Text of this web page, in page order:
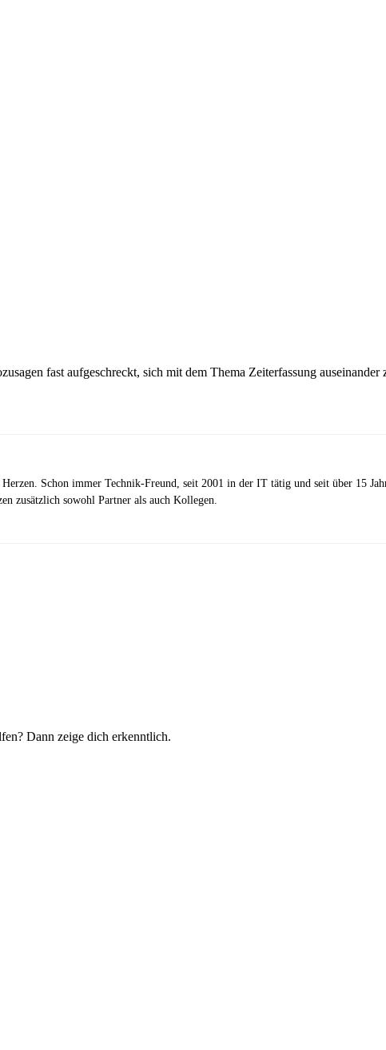
fast aufgeschreckt, sich mit dem Thema Zeiterfassung auseinander
Schon immer Technik-Freund, seit 2001 in der IT tätig und seit über 15
zusätzlich sowohl Partner als auch Kollegen.
Dann zeige dich erkenntlich.